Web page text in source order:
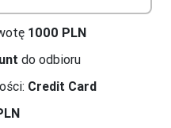
1000 PLN
do odbioru
Credit Card